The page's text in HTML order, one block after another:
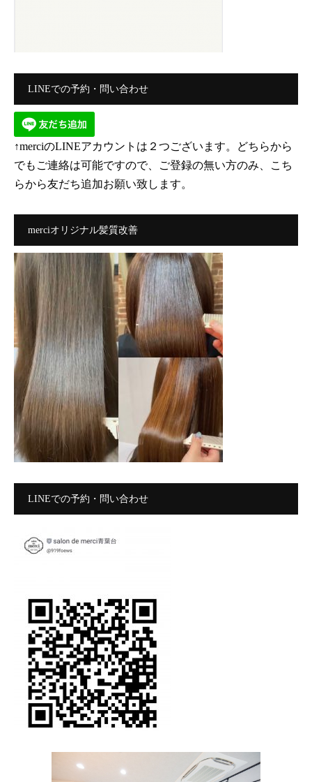
LINEでの予約・問い合わせ
↑merciのLINEアカウントは２つございます。どちらから
でもご連絡は可能ですので、ご登録の無い方のみ、こち
らから友だち追加お願い致します。
merciオリジナル髪質改善
LINEでの予約・問い合わせ